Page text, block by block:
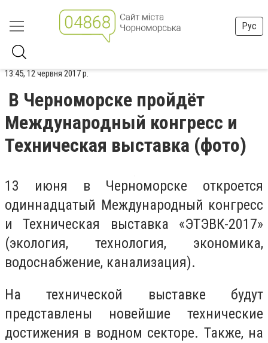
Рус
13:45, 12 червня 2017 р.
В Черноморске пройдёт
Международный конгресс и
Техническая выставка (фото)
13 июня в Черноморске откроется
одиннадцатый Международный конгресс
и Техническая выставка «ЭТЭВК-2017»
(экология, технология, экономика,
водоснабжение, канализация).
На технической выставке будут
представлены новейшие технические
достижения в водном секторе. Также, на